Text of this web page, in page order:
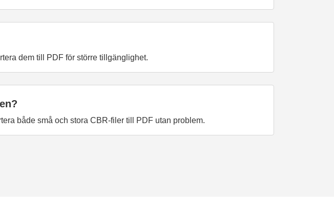
dem till PDF för större tillgänglighet.
både små och stora CBR-filer till PDF utan problem.